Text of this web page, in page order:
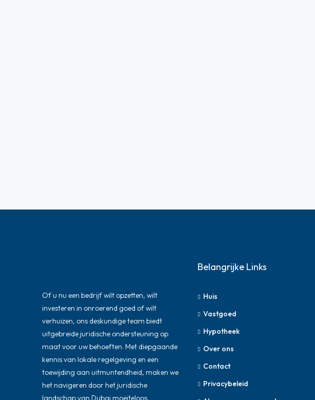
Of u nu een bedrijf wilt opzetten, wilt
investeren in onroerend goed of wilt
verhuizen, ons deskundige team biedt
uitgebreide juridische ondersteuning op
maat voor uw behoeften. Met diepgaande
kennis van lokale regelgeving en een
toewijding aan uitmuntendheid, maken we
het navigeren door het juridische
landschap van Dubai moeiteloos.
Belangrijke Links
Huis
Vastgoed
Hypotheek
Over ons
Contact
Privacybeleid